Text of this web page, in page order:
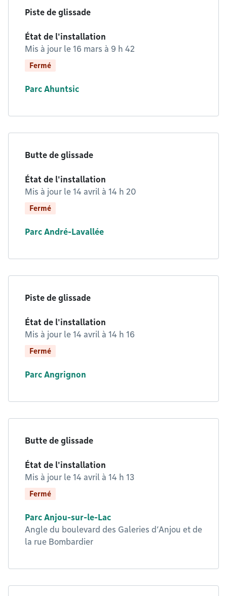
Piste de glissade
État de l'installation
Mis à jour le 16 mars à 9 h 42
Fermé
Parc Ahuntsic
Butte de glissade
État de l'installation
Mis à jour le 14 avril à 14 h 20
Fermé
Parc André-Lavallée
Piste de glissade
État de l'installation
Mis à jour le 14 avril à 14 h 16
Fermé
Parc Angrignon
Butte de glissade
État de l'installation
Mis à jour le 14 avril à 14 h 13
Fermé
Parc Anjou-sur-le-Lac
Angle du boulevard des Galeries d’Anjou et de
la rue Bombardier